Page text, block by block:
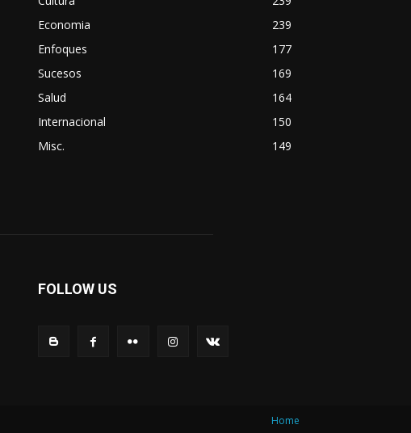
Economia
239
Enfoques
177
Sucesos
169
Salud
164
Internacional
150
Misc.
149
FOLLOW US
Home